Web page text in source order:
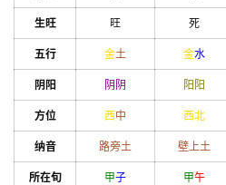
生旺 旺 死
五行 金土 金水
阴阳 阴 阴 阳 阳
方位 西中 西北
纳音 路旁土 壁上土
所在旬 甲子 甲午